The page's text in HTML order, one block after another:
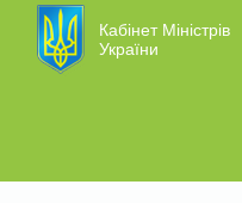
Кабінет Міністрів
України